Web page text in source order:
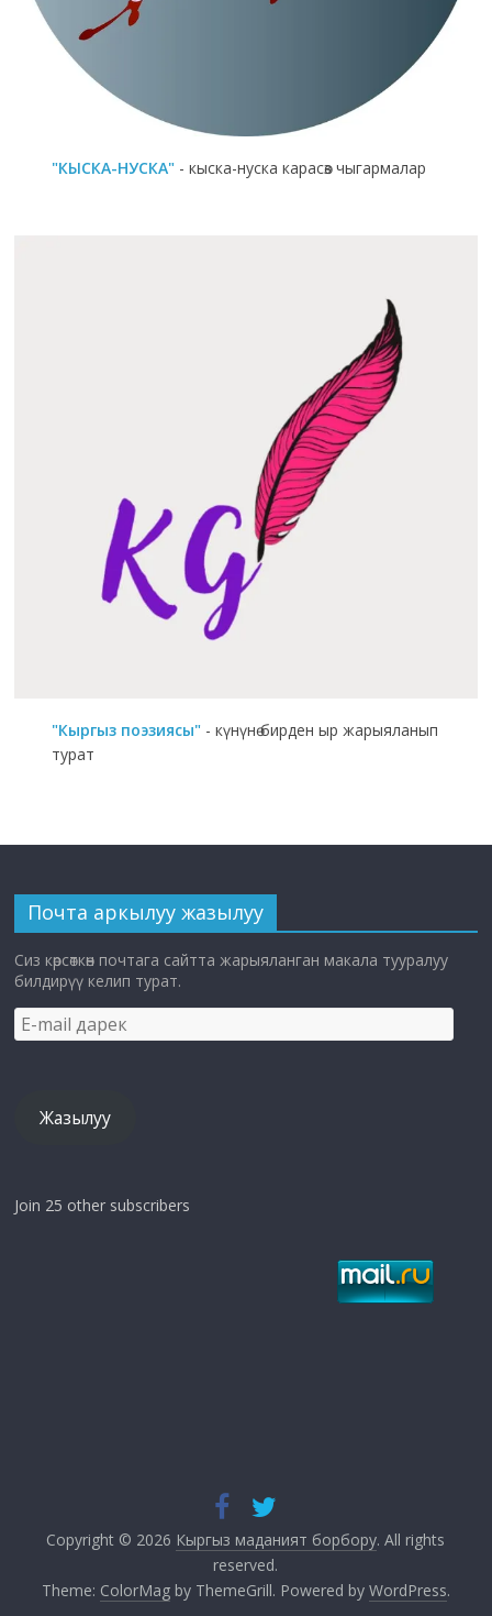
"КЫСКА-НУСКА" - кыска-нуска карасөз чыгармалар
"Кыргыз поэзиясы" - күнүнө бирден ыр жарыяланып
турат
Почта аркылуу жазылуу
Сиз көрсөткөн почтага сайтта жарыяланган макала тууралуу
билдирүү келип турат.
E-
mail
Жазылуу
Join 25 other subscribers
Copyright © 2026 Кыргыз маданият борбору. All rights
reserved.
Theme: ColorMagby ThemeGrill. Powered by WordPress.